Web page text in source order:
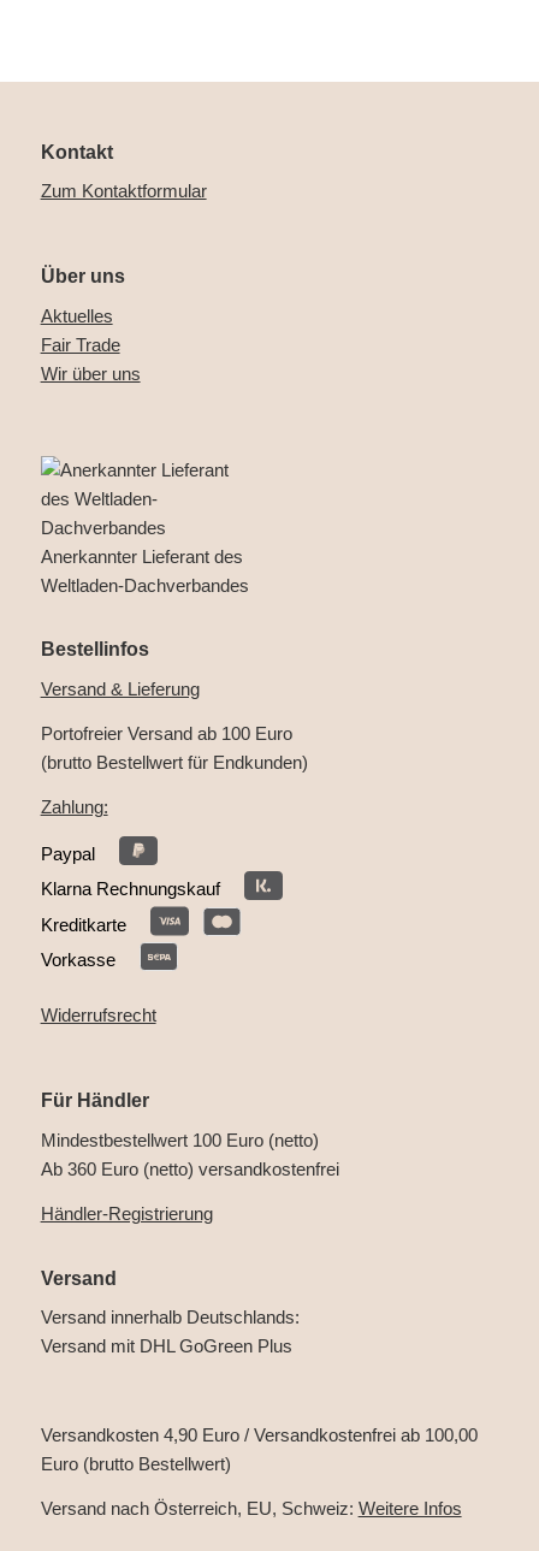
Kontakt
Zum Kontaktformular
Über uns
Aktuelles
Fair Trade
Wir über uns
Anerkannter Lieferant des
Weltladen-Dachverbandes
Bestellinfos
Versand & Lieferung
Portofreier Versand ab 100 Euro
(brutto Bestellwert für Endkunden)
Zahlung:
Paypal
Klarna Rechnungskauf
Kreditkarte
Vorkasse
Widerrufsrecht
Für Händler
Mindestbestellwert 100 Euro (netto)
Ab 360 Euro (netto) versandkostenfrei
Händler-Registrierung
Versand
Versand innerhalb Deutschlands:
Versand mit DHL GoGreen Plus
Versandkosten 4,90 Euro / Versandkostenfrei ab 100,00
Euro (brutto Bestellwert)
Versand nach Österreich, EU, Schweiz: Weitere Infos